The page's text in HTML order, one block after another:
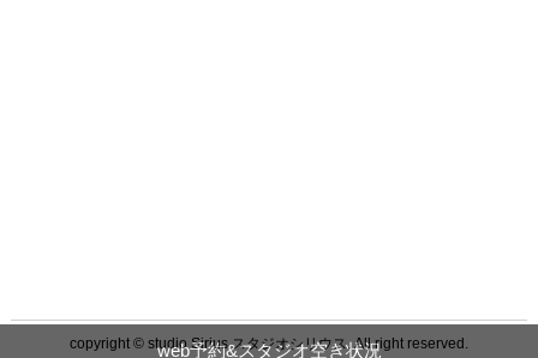
web予約&スタジオ空き状況
copyright © studio Sirius スタジオシリウス. All right reserved.